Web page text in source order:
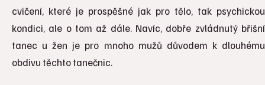
cvičení, které je prospěšné jak pro tělo, tak psychickou
kondici, ale o tom až dále. Navíc, dobře zvládnutý břišní
tanec u žen je pro mnoho mužů důvodem k dlouhému
obdivu těchto tanečnic.